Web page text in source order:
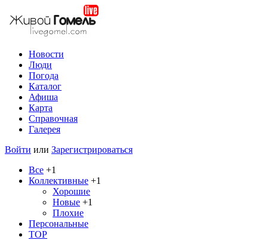
Новости
Люди
Погода
Каталог
Афиша
Карта
Справочная
Галерея
Войти или Зарегистрироваться
Все +1
Коллективные +1
Хорошие
Новые +1
Плохие
Персональные
TOP